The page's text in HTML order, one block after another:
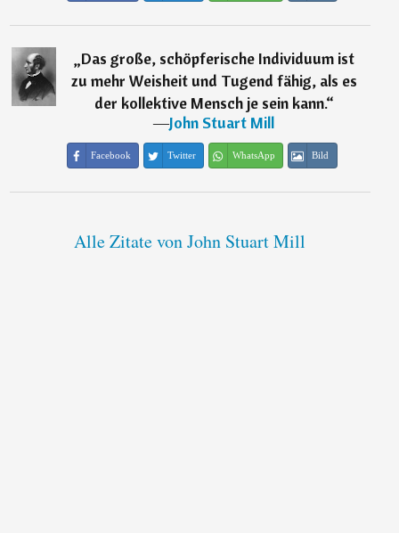
„Das große, schöpferische Individuum ist
zu mehr Weisheit und Tugend fähig, als es
der kollektive Mensch je sein kann.“
―John Stuart Mill
Facebook Twitter WhatsApp Bild
Alle Zitate von John Stuart Mill